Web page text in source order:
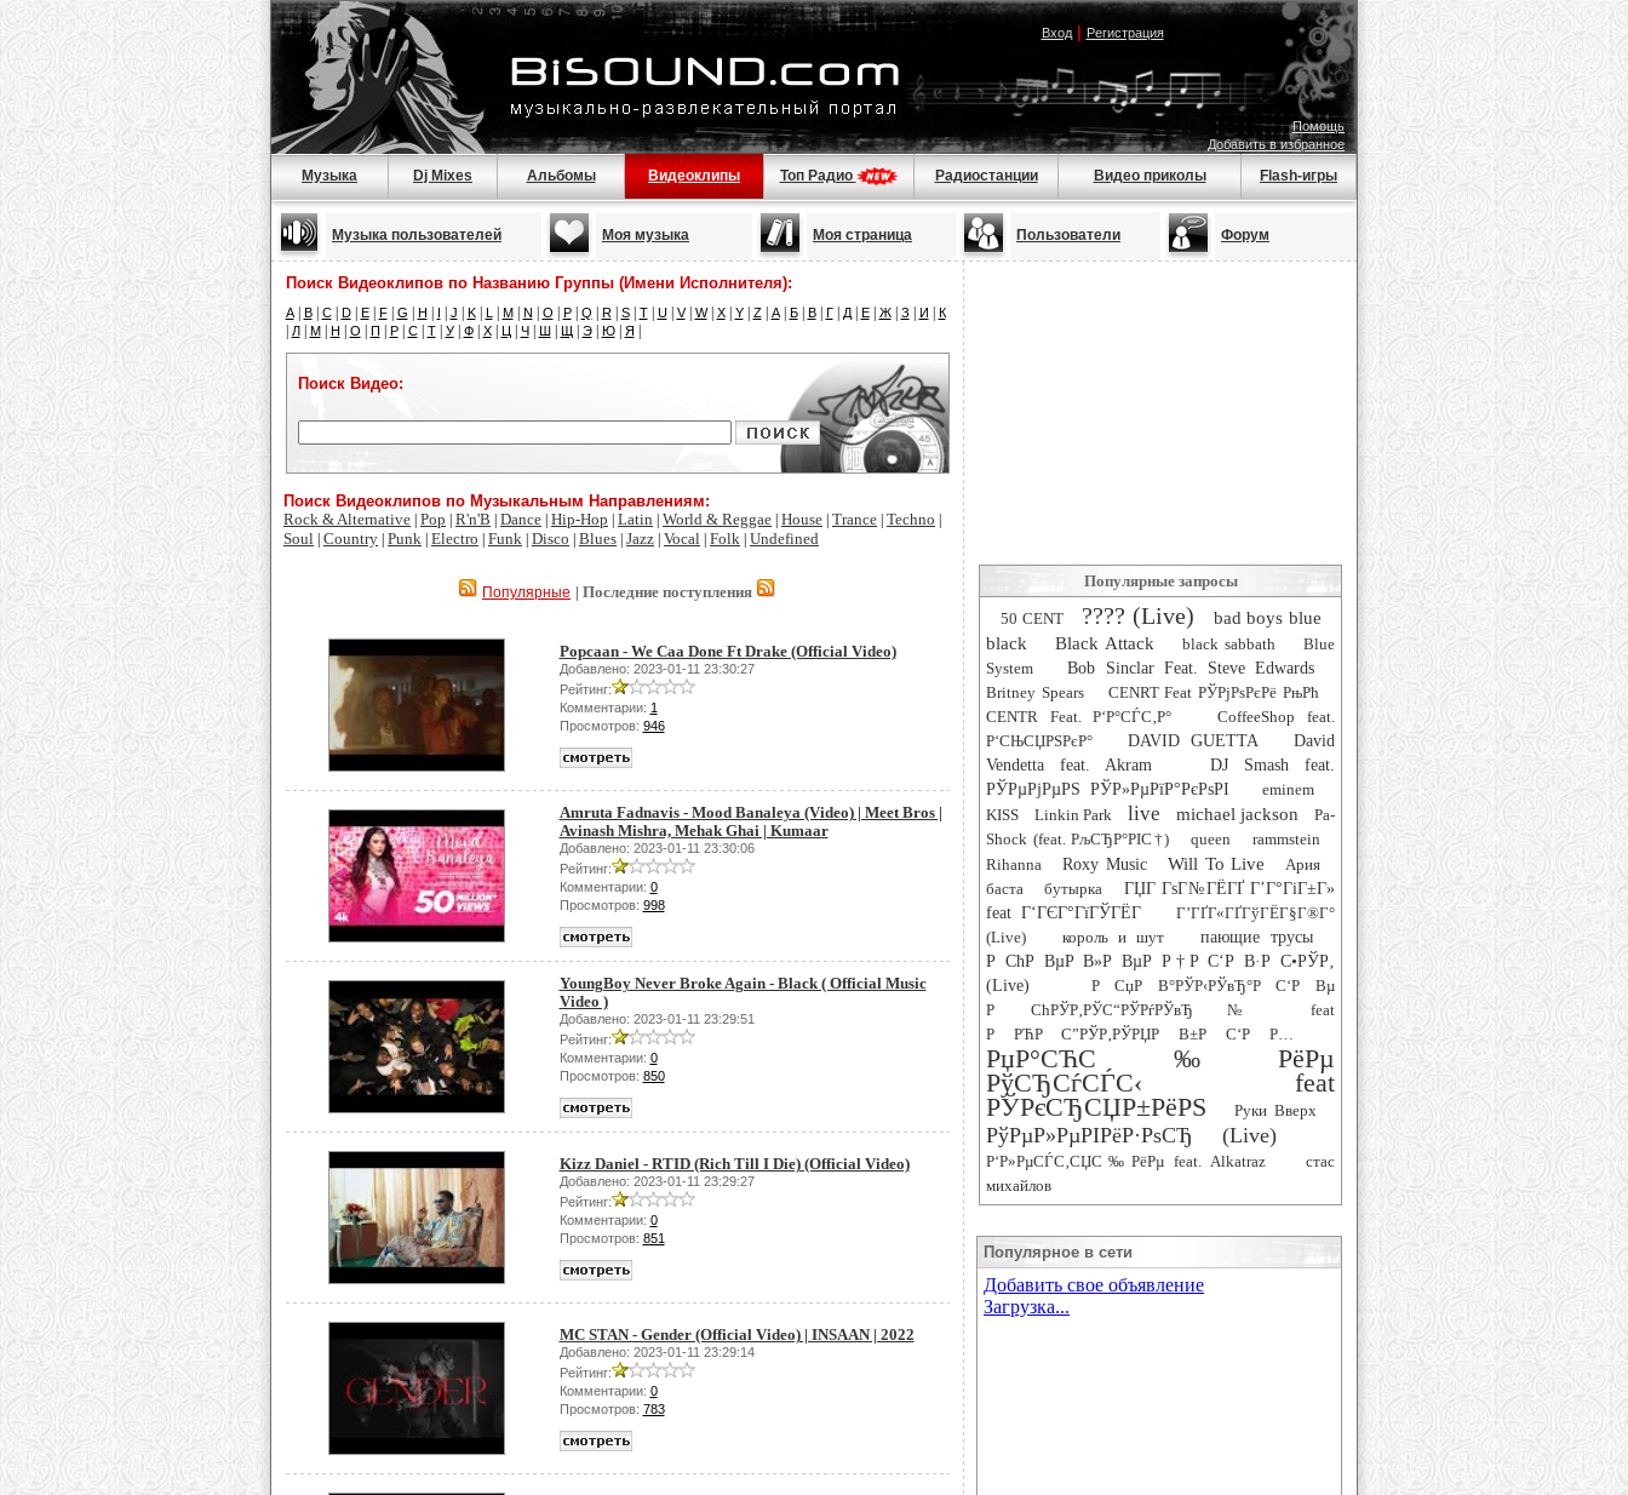
Вход| Регистрация
Помощь
Добавить в избранное
Музыка Dj Mixes Альбомы Видеоклипы Топ Радио Радиостанции Видео приколы Flash-игры
Музыка пользователей Моя музыка Моя страница Пользователи Форум
Поиск Видеоклипов по Названию Группы (Имени Исполнителя):
A| B| C| D| E| F| G H I J K| L | M| N O P| Q R| S| T| U| V| W| X| Y| Z| А| Б| В| Г| Д| Е| Ж| З И К
Л| М| Н О П Р| С| Т| У| Ф| Х| Ц| Ч| Ш| Щ| Э| Ю| Я
Поиск Видео:
Поиск Видеоклипов по Музыкальным Направлениям:
Rock & Alternative Pop R'n'B Dance Hip-Hop Latin World & Reggae House Trance Techno
Soul Country Punk Electro Funk Disco Blues Jazz Vocal Folk Undefined
Популярные | Последние поступления
Popcaan - We Caa Done Ft Drake (Official Video)
Добавлено: 2023-01-11 23:30:27
Рейтинг:
Комментарии: 1
Просмотров: 946
Amruta Fadnavis - Mood Banaleya (Video) | Meet Bros |
Avinash Mishra, Mehak Ghai | Kumaar
Добавлено: 2023-01-11 23:30:06
Рейтинг:
Комментарии: 0
Просмотров: 998
YoungBoy Never Broke Again - Black ( Official Music
Video )
Добавлено: 2023-01-11 23:29:51
Рейтинг:
Комментарии: 0
Просмотров: 850
Kizz Daniel - RTID (Rich Till I Die) (Official Video)
Добавлено: 2023-01-11 23:29:27
Рейтинг:
Комментарии: 0
Просмотров: 851
MC STAN - Gender (Official Video) | INSAAN | 2022
Добавлено: 2023-01-11 23:29:14
Рейтинг:
Комментарии: 0
Просмотров: 783
Популярные запросы
50 CENT ???? (Live)
bad boys blue
black
Black Attack black sabbath
Blue
System
Bob Sinclar Feat. Steve Edwards
Britney Spears
CENRT Feat РЎРјРѕРєРё РњРћ
CENTR Feat. Р‘Р°СЃС‚Р°
CoffeeShop feat.
Р‘СЊСЏРЅРєР°
DAVID GUETTA
David
Vendetta feat. Akram
DJ Smash feat.
РЎРµРјРµРЅ РЎР»РµРїР°РєРѕРІ
eminem
KISS
Linkin Park live michael jackson
Pa-
Shock (feat. РљСЂР°РІС†)
queen
rammstein
Rihanna
Roxy Music Will To Live
Ария
баста
бутырка
ГЏГ ГѕГ№ГЁГҐ Г’Г°ГіГ±Г»
feat Г‘ГЄГ°ГїГЎГЁГ­
Г’ГҐГ«ГҐГўГЁГ§Г®Г°
(Live)
король и шут
пающие трусы
Р СћР ВµР В»Р ВµР Р†Р С‘Р В·Р С•РЎР‚
(Live)
Р СџР В°РЎР‹РЎвЂ°Р С‘Р Вµ
Р СћРЎР‚РЎС“РЎРѓРЎвЂ№ feat
Р РЋР С”РЎР‚РЎРЏР В±Р С‘Р Р…
РџР°СЋС‰РёРµ
РўСЂСѓСЃС‹ feat
РЎРєСЂСЏР±РёРЅ
Руки Вверх
РўРµР»РµРІРёР·РѕСЂ (Live)
Р‘Р»РµСЃС‚СЏС‰РёРµ feat. Alkatraz
стас
михайлов
Популярное в сети